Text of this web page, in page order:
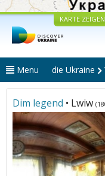
KARTE ZEIGEN
Menu die Ukraine
Dim legend • Lwiw